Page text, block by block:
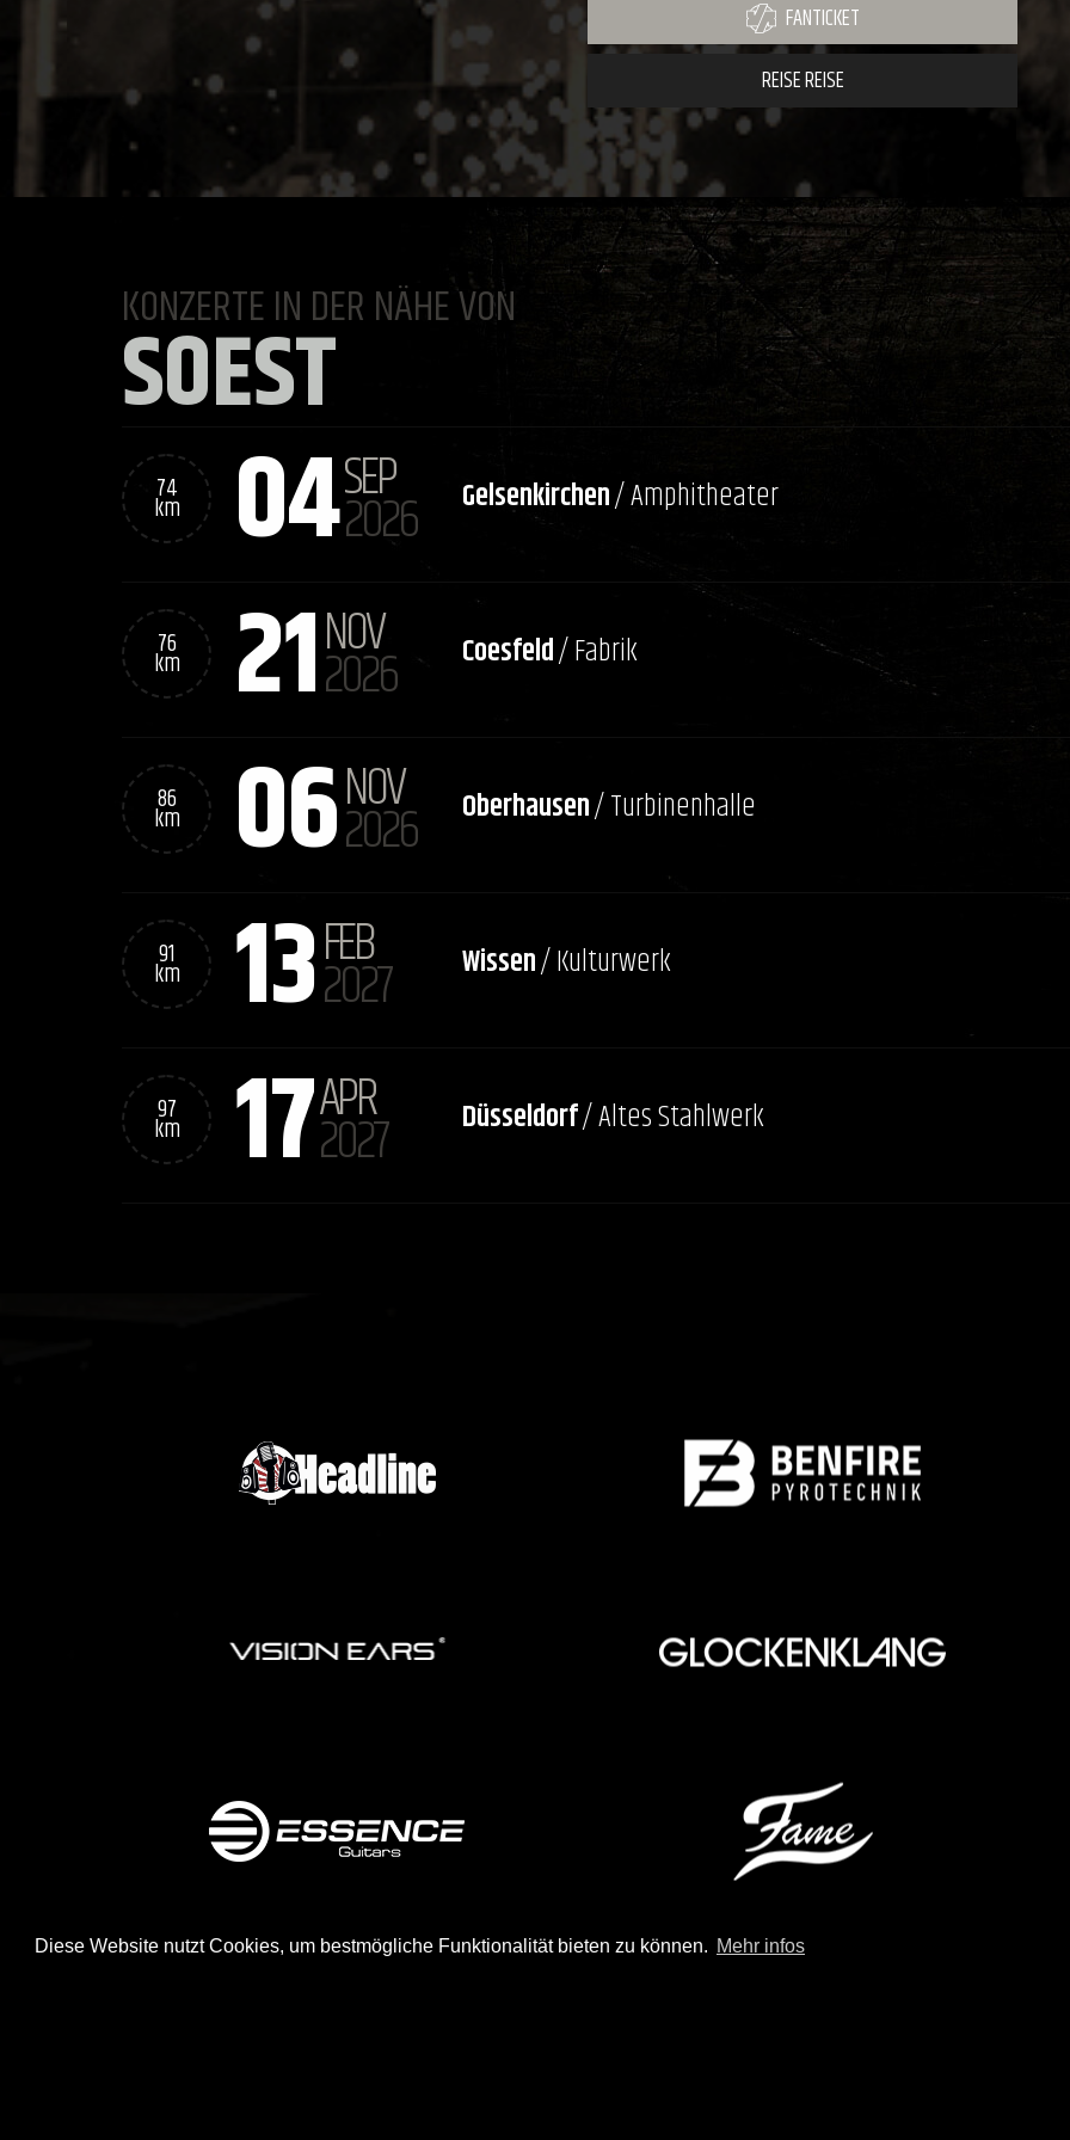
Diese Website nutzt Cookies, um bestmögliche Funktionalität bieten zu können. Mehr infos
FANTICKET
REISE REISE
KONZERTE IN DER NÄHE VON
SOEST
74
km 04SEP
2026 Gelsenkirchen/ Amphitheater
76
km 21NOV
2026 Coesfeld/ Fabrik
86
km 06NOV
2026 Oberhausen/ Turbinenhalle
91
km 13FEB
2027 Wissen/ Kulturwerk
97
km 17APR
2027 Düsseldorf/ Altes Stahlwerk